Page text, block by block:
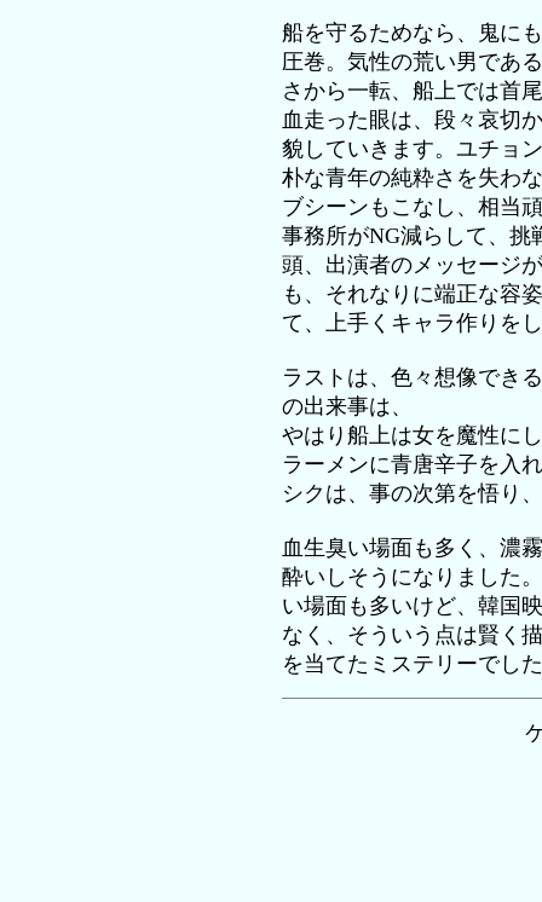
船を守るためなら、鬼に
圧巻。気性の荒い男であ
さから一転、船上では首
血走った眼は、段々哀切
貌していきます。ユチョ
朴な青年の純粋さを失わ
ブシーンもこなし、相当
事務所がNG減らして、挑
頭、出演者のメッセージ
も、それなりに端正な容
て、上手くキャラ作りを
ラストは、色々想像でき
の出来事は、
やはり船上は女を魔性に
ラーメンに青唐辛子を入
シクは、事の次第を悟り
血生臭い場面も多く、濃
酔いしそうになりました
い場面も多いけど、韓国
なく、そういう点は賢く
を当てたミステリーでし